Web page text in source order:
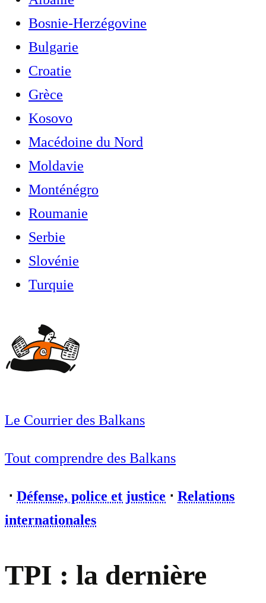
Bosnie-Herzégovine
Bulgarie
Croatie
Grèce
Kosovo
Macédoine du Nord
Moldavie
Monténégro
Roumanie
Serbie
Slovénie
Turquie
Le Courrier des Balkans
Tout comprendre des Balkans
⋅ Défense, police et justice ⋅ Relations
internationales
TPI : la dernière